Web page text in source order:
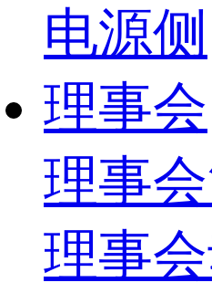
电源侧
理事会
理事
理事